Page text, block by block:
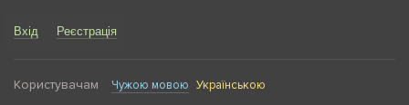
Вхід Реєстрація
Користувачам Чужою мовою Українською